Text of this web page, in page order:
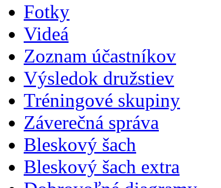
Fotky
Videá
Zoznam účastníkov
Výsledok družstiev
Tréningové skupiny
Záverečná správa
Bleskový šach
Bleskový šach extra